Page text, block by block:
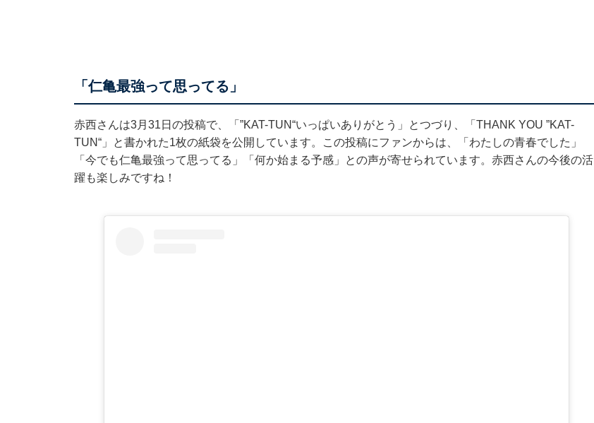
「仁亀最強って思ってる」
赤西さんは3月31日の投稿で、「”KAT-TUN“いっぱいありがとう」とつづり、「THANK YOU ”KAT-
TUN“」と書かれた1枚の紙袋を公開しています。この投稿にファンからは、「わたしの青春でした」
「今でも仁亀最強って思ってる」「何か始まる予感」との声が寄せられています。赤西さんの今後の活
躍も楽しみですね！